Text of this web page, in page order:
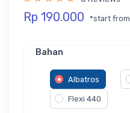
Rp 190.000 *start from
Bahan
Albatros
Flexi 440